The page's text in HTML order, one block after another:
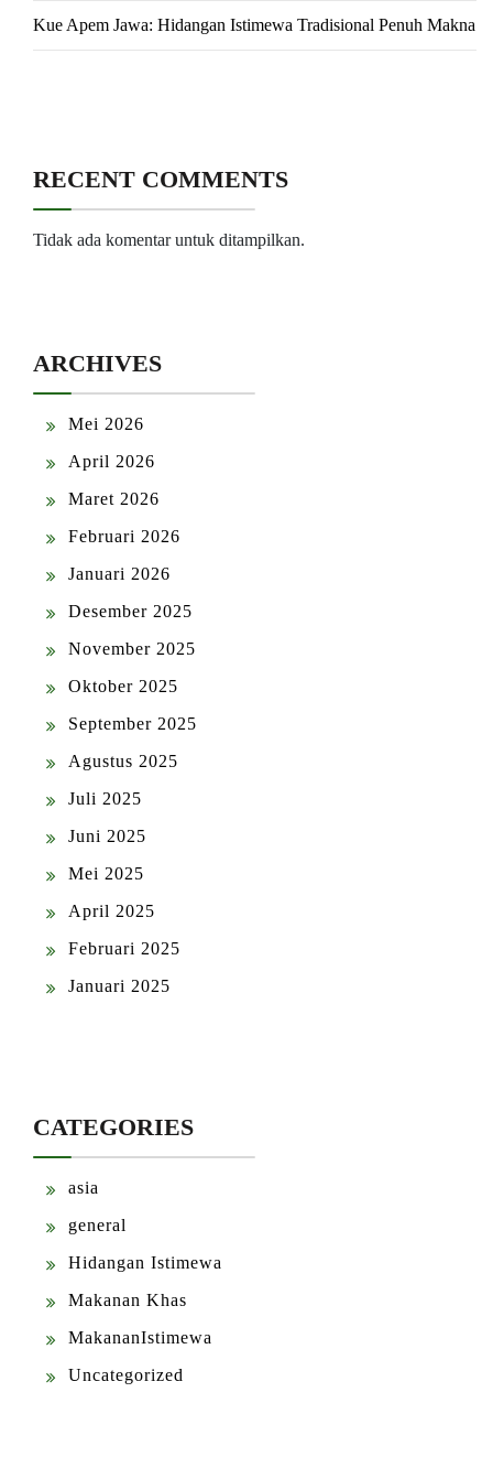
Kue Apem Jawa: Hidangan Istimewa Tradisional Penuh Makna
RECENT COMMENTS
Tidak ada komentar untuk ditampilkan.
ARCHIVES
Mei 2026
April 2026
Maret 2026
Februari 2026
Januari 2026
Desember 2025
November 2025
Oktober 2025
September 2025
Agustus 2025
Juli 2025
Juni 2025
Mei 2025
April 2025
Februari 2025
Januari 2025
CATEGORIES
asia
general
Hidangan Istimewa
Makanan Khas
MakananIstimewa
Uncategorized